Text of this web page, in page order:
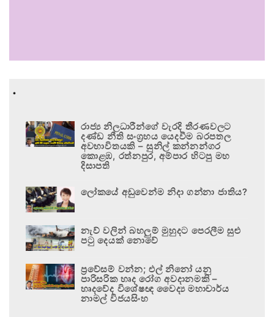
.
රාජ්‍ය නිලධාරීන්ගේ වැරදි තීරණවලට
දණ්ඩ නීති සංග්‍රහය යෙදවීම බරපතල
අවභාවිතයකි – සුනිල් කන්නන්ගර
කොළඹ, රත්නපුර, අම්පාර හිටපු මහ
දිසාපති
ලෝකයේ අඩුවෙන්ම නිදා ගන්නා ජාතිය?
නැව් වලින් බහලුම් මුහුදට පෙරලීම සුළු
පටු දෙයක් නොවේ
ප්‍රවේසම් වන්න; එල් නිනෝ යනු
පාරිසරික හෘද රෝග අවදානමකි –
හෘදවේද විශේෂඥ වෛද්‍ය මහාචාර්ය
නාමල් විජයසිංහ